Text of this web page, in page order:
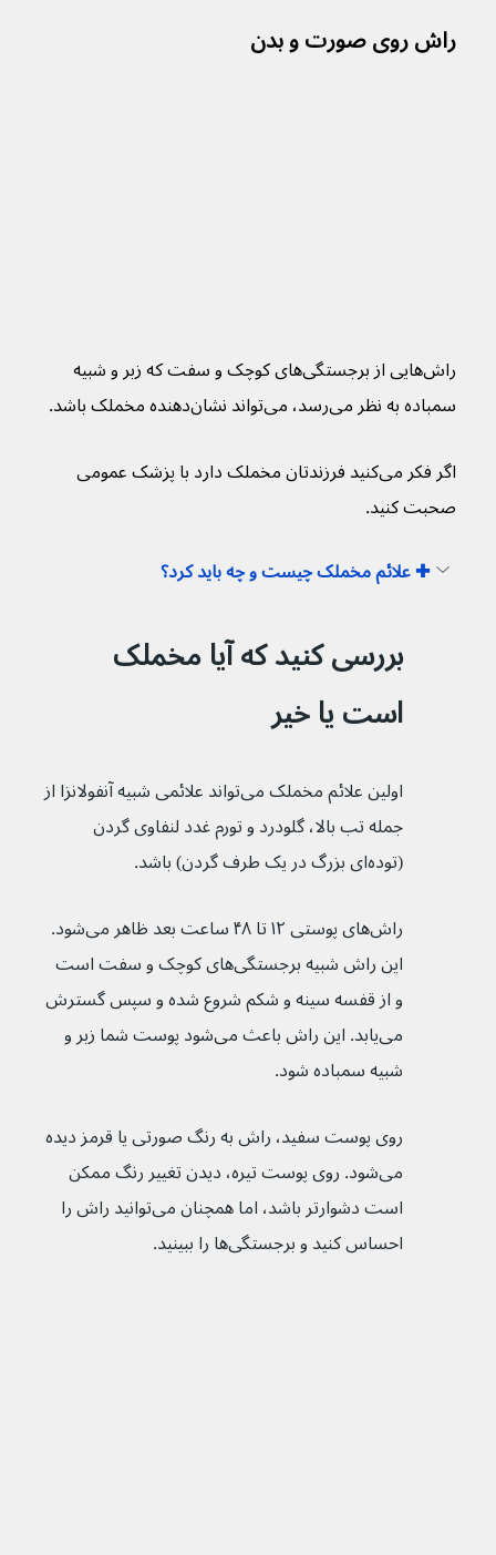
راش‌ روی صورت و بدن
راش‌‌هایی از برجستگی‌های کوچک و سفت که زبر و شبیه
سمباده به نظر می‌رسد، می‌تواند نشان‌دهنده مخملک باشد.
اگر فکر می‌کنید فرزندتان مخملک دارد با پزشک عمومی
صحبت کنید.
✚ علائم مخملک چیست و چه باید کرد؟
بررسی کنید که آیا مخملک
است یا خیر
اولین علائم مخملک می‌تواند علائمی شبیه آنفولانزا از
جمله تب بالا، گلودرد و تورم غدد لنفاوی گردن
(توده‌ای بزرگ در یک طرف گردن) باشد.
راش‌های پوستی ۱۲ تا ۴۸ ساعت بعد ظاهر می‌شود.
این راش‌ شبیه برجستگی‌های کوچک و سفت است
و از قفسه سینه و شکم شروع شده و سپس گسترش
می‌یابد. این راش‌ باعث می‌شود پوست شما زبر و
شبیه سمباده شود.
روی پوست سفید، راش‌ به رنگ صورتی یا قرمز دیده
می‌شود. روی پوست تیره، دیدن تغییر رنگ ممکن
است دشوارتر باشد، اما همچنان می‌توانید راش‌ را
احساس کنید و برجستگی‌ها را ببینید.